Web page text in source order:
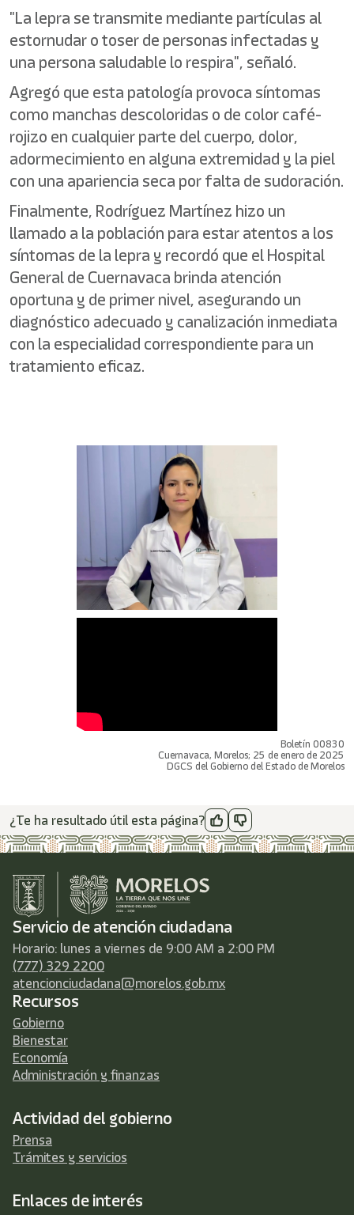
"La lepra se transmite mediante partículas al
estornudar o toser de personas infectadas y
una persona saludable lo respira", señaló.
Agregó que esta patología provoca síntomas
como manchas descoloridas o de color café-
rojizo en cualquier parte del cuerpo, dolor,
adormecimiento en alguna extremidad y la piel
con una apariencia seca por falta de sudoración.
Finalmente, Rodríguez Martínez hizo un
llamado a la población para estar atentos a los
síntomas de la lepra y recordó que el Hospital
General de Cuernavaca brinda atención
oportuna y de primer nivel, asegurando un
diagnóstico adecuado y canalización inmediata
con la especialidad correspondiente para un
tratamiento eficaz.
Boletín 00830
Cuernavaca, Morelos; 25 de enero de 2025
DGCS del Gobierno del Estado de Morelos
¿Te ha resultado útil esta página?
Servicio de atención ciudadana
Horario: lunes a viernes de 9:00 AM a 2:00 PM
(777) 329 2200
atencionciudadana@morelos.gob.mx
Recursos
Gobierno
Bienestar
Economía
Administración y finanzas
Actividad del gobierno
Prensa
Trámites y servicios
Enlaces de interés